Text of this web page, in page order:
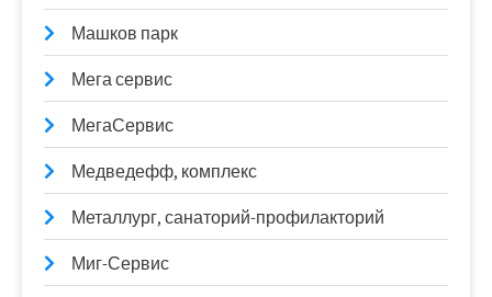
Машков парк
Мега сервис
МегаСервис
Медведефф, комплекс
Металлург, санаторий-профилакторий
Миг-Сервис